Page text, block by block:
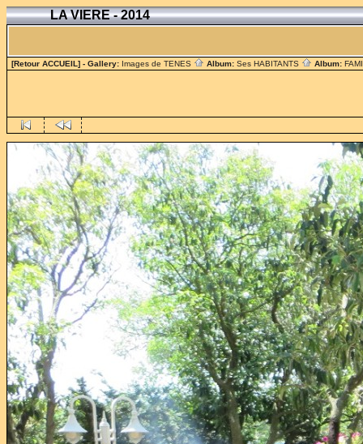
LA VIERE - 2014
[Retour ACCUEIL] - Gallery: Images de TENES Album: Ses HABITANTS Album: